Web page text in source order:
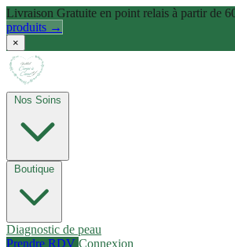
Livraison Gratuite en point relais à partir de
produits →
×
Nos Soins
Boutique
Diagnostic de peau
Prendre RDV Connexion